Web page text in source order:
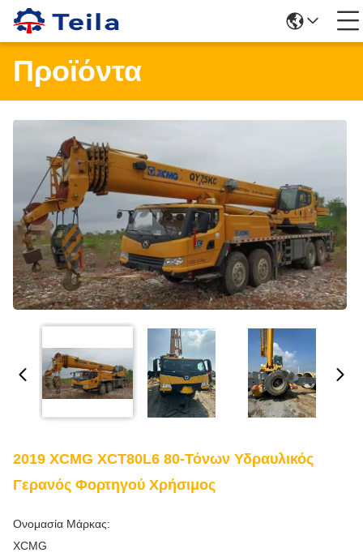
Προϊόντα
2019 XCMG XCT80L6 80-Τόνων Υδραυλικός
Γερανός Φορτηγού Χρήσιμος
Ονομασία Μάρκας:
XCMG